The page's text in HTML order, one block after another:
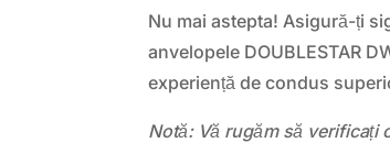
Nu mai astepta! Asigură-ți
anvelopele DOUBLESTAR
experiență de condus
Notă: Vă rugăm să